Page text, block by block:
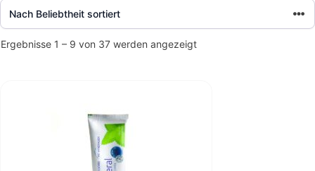
Ergebnisse 1 – 9 von 37 werden angezeigtNach